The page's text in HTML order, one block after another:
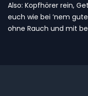
Also: Kopfhörer rein,
euch wie bei ’nem
ohne Rauch und mit